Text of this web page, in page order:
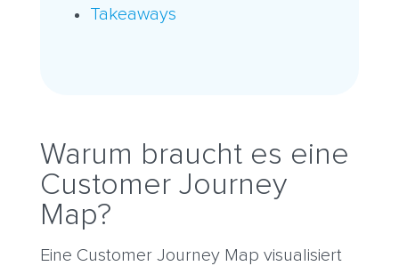
Takeaways
Warum braucht es eine
Customer Journey
Map?
Eine Customer Journey Map visualisiert